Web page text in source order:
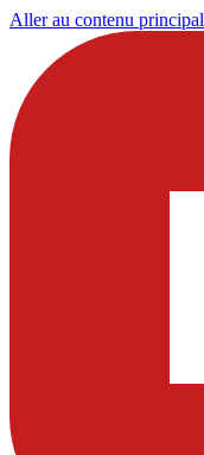
Aller au contenu principal